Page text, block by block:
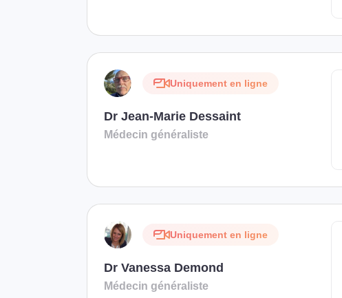
Uniquement en ligne
Dr Jean-Marie Dessaint
Médecin généraliste
Uniquement en ligne
Dr Vanessa Demond
Médecin généraliste